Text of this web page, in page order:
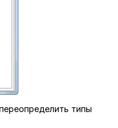
типы